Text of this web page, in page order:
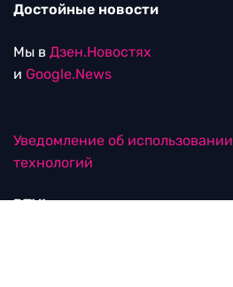
Достойные новости
Мы в Дзен.Новостях
и Google.News
Уведомление об
технологий
RTVI в соцсетях